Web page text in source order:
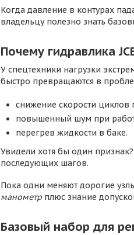
Когда давление в контурах
владельцу полезно знать
Почему гидравлика
У спецтехники нагрузки
быстро превращаются в
снижение скорости циклов
повышенный шум при
перегрев жидкости в баке.
Увидели хотя бы один
последующих шагов.
Пока одни меняют дорогие
манометрплюс знание
Базовый набор для